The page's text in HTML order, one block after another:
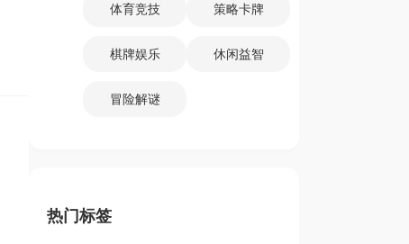
体育竞技 策略卡牌
棋牌娱乐 休闲益智
冒险解谜
热门标签